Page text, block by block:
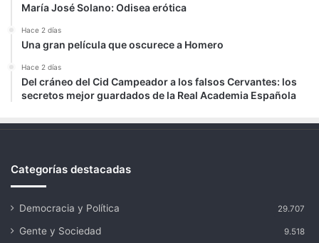
María José Solano: Odisea erótica
Hace 2 días
Una gran película que oscurece a Homero
Hace 2 días
Del cráneo del Cid Campeador a los falsos Cervantes: los
secretos mejor guardados de la Real Academia Española
Categorías destacadas
Democracia y Política 29.707
Gente y Sociedad 9.518